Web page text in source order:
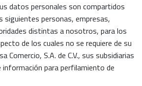
datos personales son compartidos
siguientes personas, empresas,
distintas a nosotros, para los
de los cuales no se requiere de su
Comercio, S.A. de C.V., sus subsidiarias
para perfilamiento de